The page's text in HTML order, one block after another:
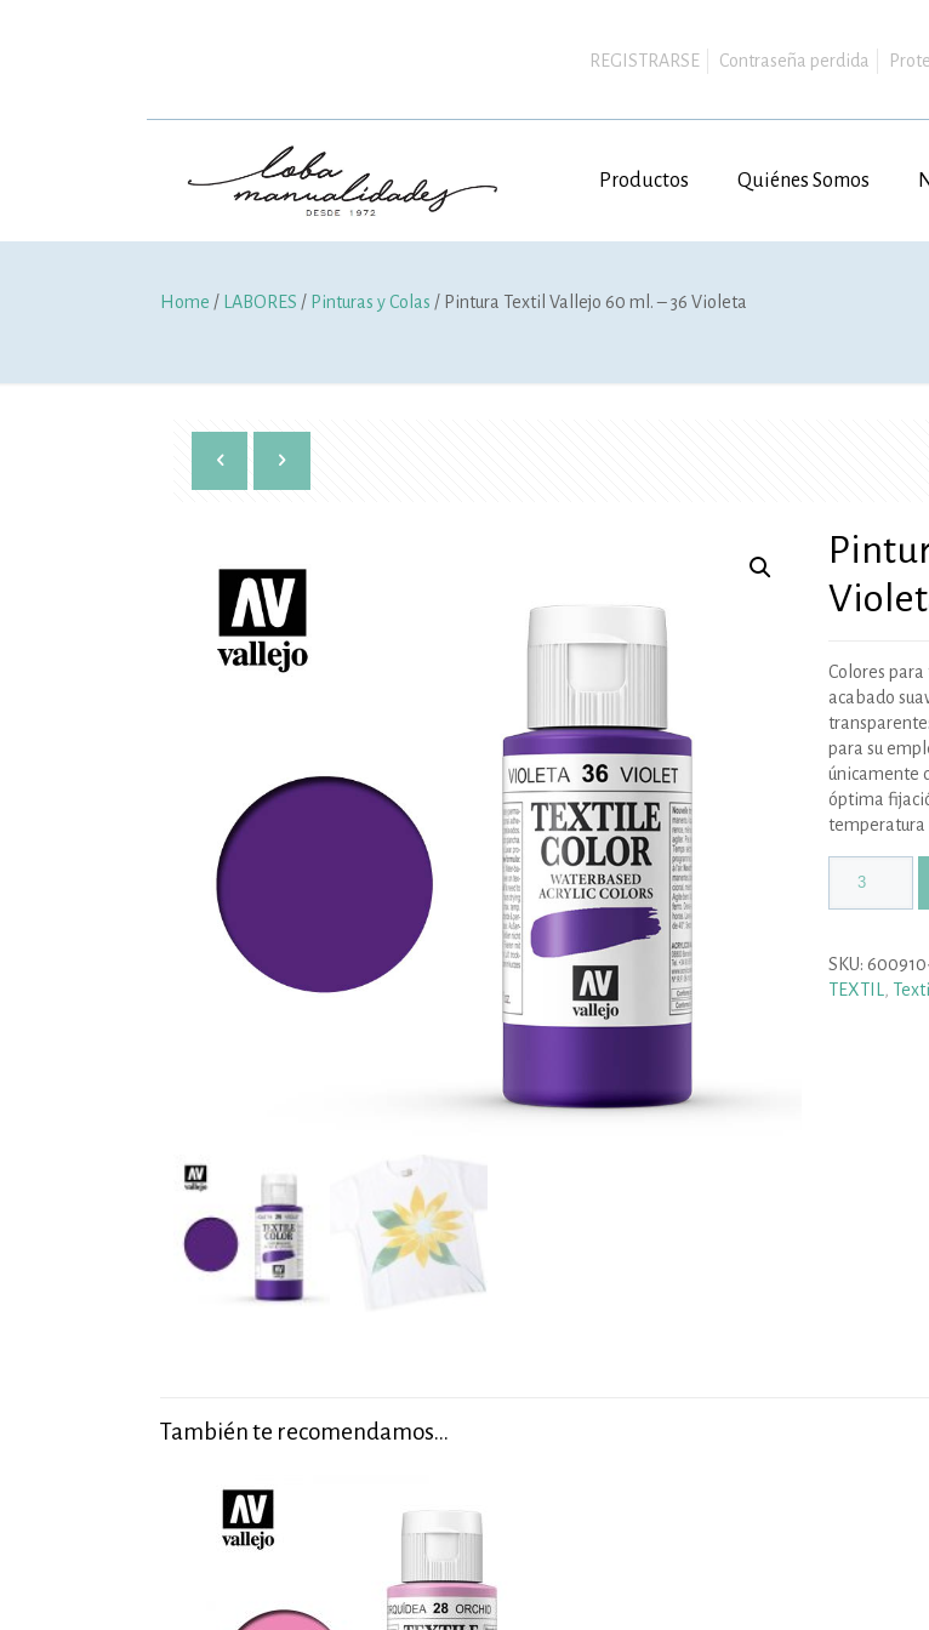
REGISTRARSE Contraseña perdida
Productos Quiénes Somos
Home / LABORES / Pinturas y Colas / Pintura Textil Vallejo 60 ml. – 36 Violeta
Colores
acabado
para su
únicamente
óptima
temperatura
SKU:
TEXTIL
También te recomendamos…